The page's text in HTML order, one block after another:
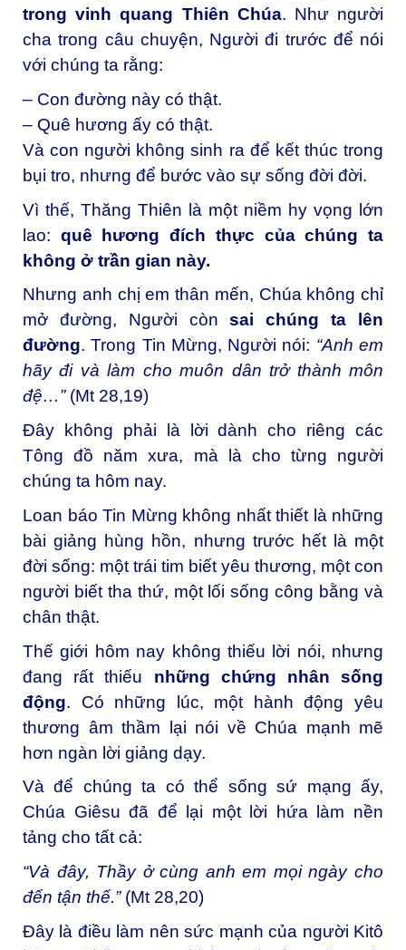
trong vinh quang Thiên Chúa. Như người
cha trong câu chuyện, Người đi trước để nói
với chúng ta rằng:
– Con đường này có thật.
– Quê hương ấy có thật.
Và con người không sinh ra để kết thúc trong
bụi tro, nhưng để bước vào sự sống đời đời.
Vì thế, Thăng Thiên là một niềm hy vọng lớn
lao: quê hương đích thực của chúng ta
không ở trần gian này.
Nhưng anh chị em thân mến, Chúa không chỉ
mở đường, Người cònsai chúng ta lên
đường. Trong Tin Mừng, Người nói: “Anh em
hãy đi và làm cho muôn dân trở thành môn
đệ…”(Mt 28,19)
Đây không phải là lời dành cho riêng các
Tông đồ năm xưa, mà là cho từng người
chúng ta hôm nay.
Loan báo Tin Mừng không nhất thiết là những
bài giảng hùng hồn, nhưng trước hết là một
đời sống: một trái tim biết yêu thương, một con
người biết tha thứ, một lối sống công bằng và
chân thật.
Thế giới hôm nay không thiếu lời nói, nhưng
đang rất thiếu những chứng nhân sống
động. Có những lúc, một hành động yêu
thương âm thầm lại nói về Chúa mạnh mẽ
hơn ngàn lời giảng dạy.
Và để chúng ta có thể sống sứ mạng ấy,
Chúa Giêsu đã để lại một lời hứa làm nền
tảng cho tất cả:
“Và đây, Thầy ở cùng anh em mọi ngày cho
đến tận thế.”(Mt 28,20)
Đây là điều làm nên sức mạnh của người Kitô